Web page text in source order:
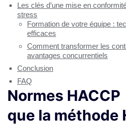
Les clés d’une mise en
stress
Formation de votre équipe :
efficaces
Comment transformer les
avantages concurrentiels
Conclusion
FAQ
Normes HACCP
que la méthode